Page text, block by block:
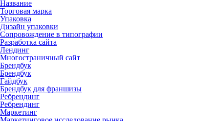
Название
Торговая марка
Упаковка
Дизайн упаковки
Сопровождение в типографии
Разработка сайта
Лендинг
Многостраничный сайт
Брендбук
Брендбук
Гайдбук
Брендбук для франшизы
Ребрендинг
Ребрендинг
Маркетинг